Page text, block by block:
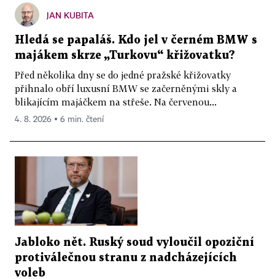
JAN KUBITA
Hledá se papaláš. Kdo jel v černém BMW s
majákem skrze „Turkovu“ křižovatku?
Před několika dny se do jedné pražské křižovatky
přihnalo obří luxusní BMW se začerněnými skly a
blikajícím majáčkem na střeše. Na červenou...
4. 8. 2026 ▪ 6 min. čtení
Jabloko nět. Ruský soud vyloučil opoziční
protiválečnou stranu z nadcházejících
voleb